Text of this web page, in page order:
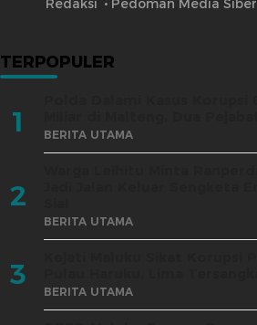
Redaksi Pedoman Media Siber
TERPOPULER
1 BERITA UTAMA
2
BERITA UTAMA
3 BERITA UTAMA